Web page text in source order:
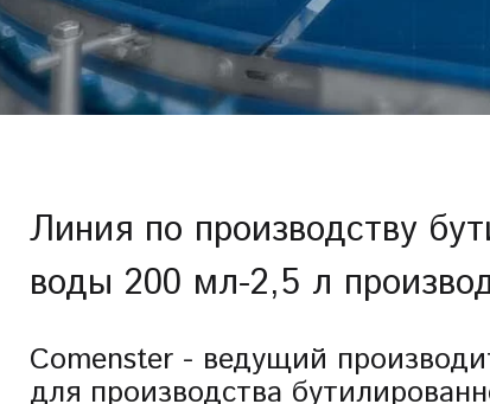
Линия по производству
воды 200 мл-2,5 л
Comenster - ведущий
для производства